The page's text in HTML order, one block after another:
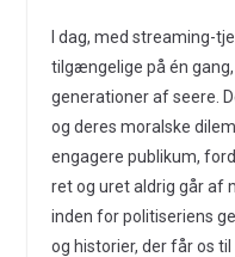
I dag, med streaming-
tilgængelige på én
generationer af seere.
og deres moralske
engagere publikum,
ret og uret aldrig går af
inden for politiseriens
og historier, der får os